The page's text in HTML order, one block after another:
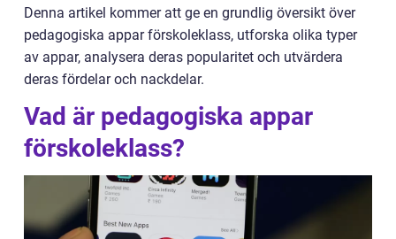
Denna artikel kommer att ge en grundlig översikt över
pedagogiska appar förskoleklass, utforska olika typer
av appar, analysera deras popularitet och utvärdera
deras fördelar och nackdelar.
Vad är pedagogiska appar
förskoleklass?